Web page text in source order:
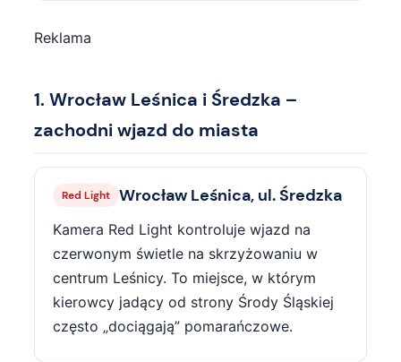
Reklama
1. Wrocław Leśnica i Średzka –
zachodni wjazd do miasta
Red Light Wrocław Leśnica, ul. Średzka
Kamera Red Light kontroluje wjazd na
czerwonym świetle na skrzyżowaniu w
centrum Leśnicy. To miejsce, w którym
kierowcy jadący od strony Środy Śląskiej
często „dociągają” pomarańczowe.